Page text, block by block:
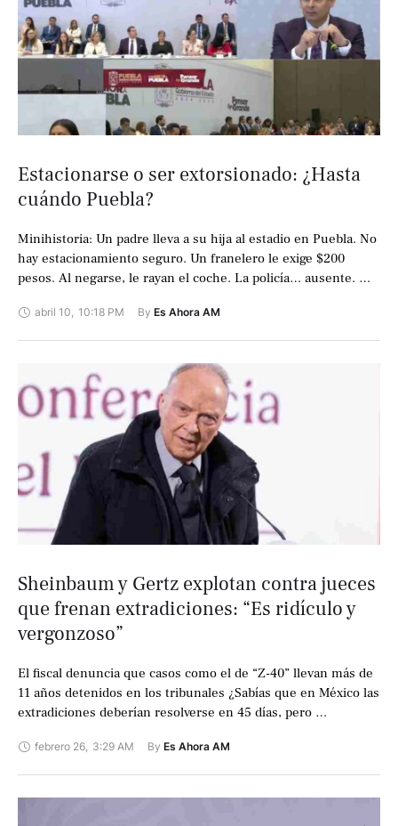
Estacionarse o ser extorsionado: ¿Hasta
cuándo Puebla?
Minihistoria: Un padre lleva a su hija al estadio en Puebla. No
hay estacionamiento seguro. Un franelero le exige $200
pesos. Al negarse, le rayan el coche. La policía… ausente. …
abril 10, 10:18 PM By Es Ahora AM
Sheinbaum y Gertz explotan contra jueces
que frenan extradiciones: “Es ridículo y
vergonzoso”
El fiscal denuncia que casos como el de “Z-40” llevan más de
11 años detenidos en los tribunales ¿Sabías que en México las
extradiciones deberían resolverse en 45 días, pero …
febrero 26, 3:29 AM By Es Ahora AM